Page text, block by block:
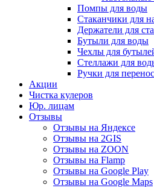
Помпы для воды
Стаканчики для
Держатели для
Бутыли для воды
Чехлы для
Стеллажи для
Ручки для
Акции
Чистка кулеров
Юр. лицам
Отзывы
Отзывы на Яндексе
Отзывы на 2GIS
Отзывы на ZOON
Отзывы на Flamp
Отзывы на Google Play
Отзывы на Google Maps